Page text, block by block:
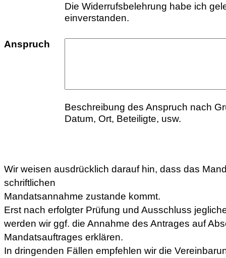
Die Widerrufsbelehrung habe ich
einverstanden.
Anspruch
Beschreibung des Anspruch nach
Datum, Ort, Beteiligte, usw.
Wir weisen ausdrücklich darauf hin, dass das
schriftlichen
Mandatsannahme zustande kommt.
Erst nach erfolgter Prüfung und Ausschluss
werden wir ggf. die Annahme des Antrages auf
Mandatsauftrages erklären.
In dringenden Fällen empfehlen wir die